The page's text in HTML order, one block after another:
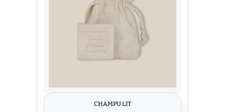
CHAMPU LIT